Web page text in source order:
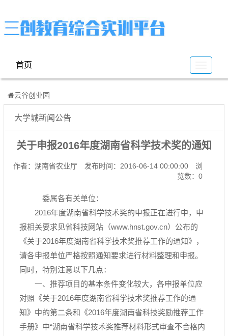
谷
首页
云谷创业园
大学城新闻公告
关于申报2016年度湖南省科学技术奖的通知
作者：湖南省农业厅 发布时间：2016-06-14 00:00:00
浏
览数：0
委属各有关单位：
2016年度湖南省科学技术奖的申报正在进行中，申
报相关要求见省科技网站（www.hnst.gov.cn）公布的
《关于2016年度湖南省科学技术奖推荐工作的通知》，
请各申报单位严格按照通知要求进行材料整理和申报。
同时，特别注意以下几点：
一、推荐项目的基本条件变化较大，各申报单位应
对照《关于2016年度湖南省科学技术奖推荐工作的通
知》中的第二条和《2016年度湖南省科技奖励推荐工作
手册》中“湖南省科学技术奖推荐材料形式审查不合格内